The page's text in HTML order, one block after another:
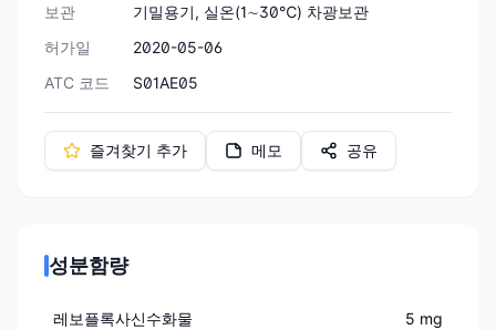
보관
기밀용기, 실온(1∼30℃) 차광보관
허가일
2020-05-06
ATC 코드
S01AE05
즐겨찾기 추가 메모 공유
성분함량
레보플록사신수화물 5 mg